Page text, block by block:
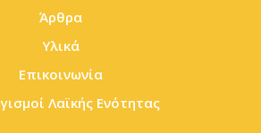
Άρθρα
Υλικά
Επικοινωνία
Λαϊκής Ενότητας